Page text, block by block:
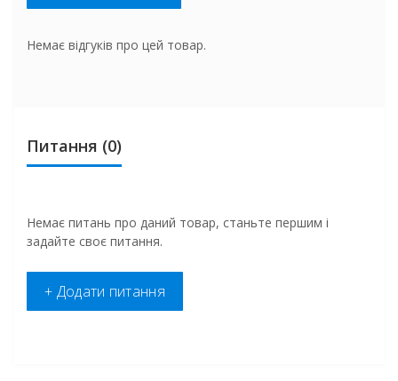
Немає відгуків про цей товар.
Питання (0)
Немає питань про даний товар, станьте першим і
задайте своє питання.
+ Додати питання